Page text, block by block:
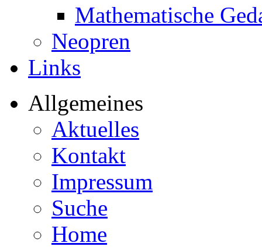
Mathematische
Neopren
Links
Allgemeines
Aktuelles
Kontakt
Impressum
Suche
Home